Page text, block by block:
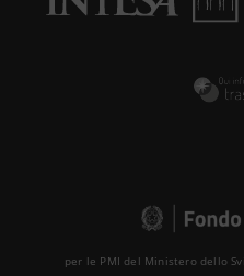
per le PMI del Ministero dello